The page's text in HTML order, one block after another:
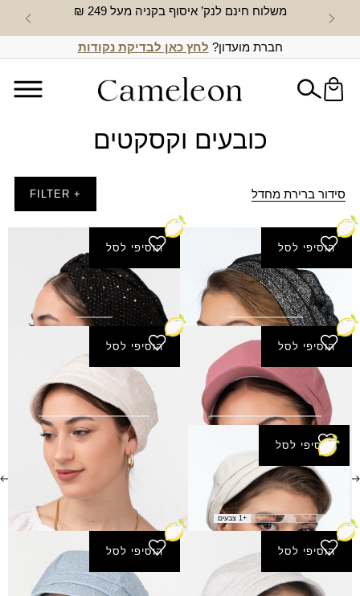
משלוח חינם לנק’ איסוף בקניה מעל 249 ₪ חדש
חברת מועדון? לחץ כאן לבדיקת נקודות
כובעים וקסקטים
סידור ברירת מחדל + FILTER
הוסיפי לסל
ברט אופקים
₪80.00
הוסיפי לסל
טורבן אלה
₪49.00
הוסיפי לסל
קסקט אור
₪45.00
הוסיפי לסל
קסקט אליאל
₪45.00
הוסיפי לסל
קסקט אמונה
₪45.00
+1 צבעים
הוסיפי לסל הוסיפי לסל